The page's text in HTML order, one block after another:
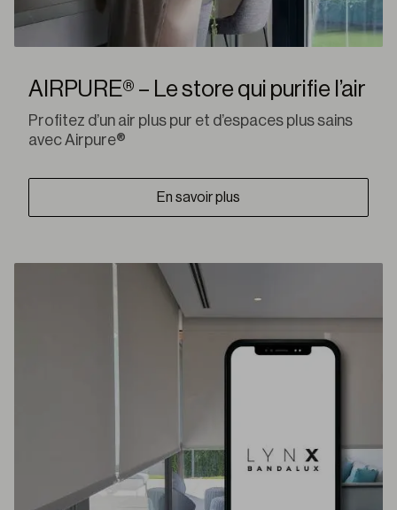
AIRPURE® – Le store qui purifie l’air
Profitez d’un air plus pur et d’espaces plus sains
avec Airpure®
En savoir plus